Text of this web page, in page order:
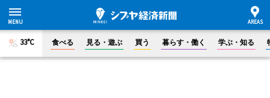
33°C 食べる 見る・遊ぶ 買う 暮らす・働く 学ぶ・知る